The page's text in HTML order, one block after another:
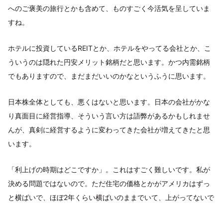
へのご褒美の旅行とかも含めて、ものすごく今活気を呈していま
すね。
ホテルに投資しているREITとか、ホテルをやってる会社とか、こ
ういうのは隠れた円安メリット銘柄だと思います。かつ内需銘柄
でもありますので、まだまだいいのかなというふうに思います。
日本株全体としても、悪くはないと思います。日本の会社がかな
り真面目に経営指導、そういう言い方は語弊があるかもしれませ
んが、真剣に経営するように変わってきた会社が増えてきたと思
います。
「利上げの時期はどこですか」。これはすごく難しいです。私が
決める問題ではないので。ただ住宅の価格とかがアメリカはずっ
と横ばいで、ほぼ2年くらい横ばいのままでいて、上がってないで